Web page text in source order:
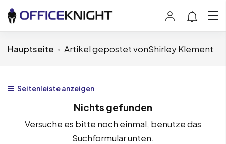
Hauptseite Artikel gepostet vonShirley Klement
Seitenleiste anzeigen
Nichts gefunden
Versuche es bitte noch einmal, benutze das
Suchformular unten.